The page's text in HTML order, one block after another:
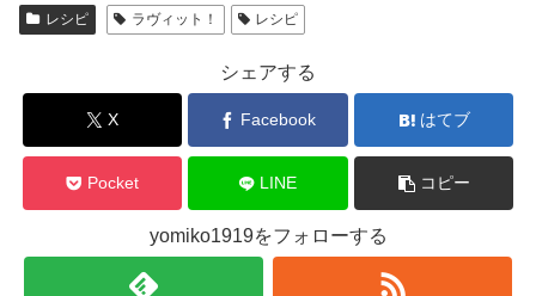
レシピ ラヴィット！ レシピ
シェアする
X Facebook はてブ
Pocket LINE コピー
yomiko1919をフォローする